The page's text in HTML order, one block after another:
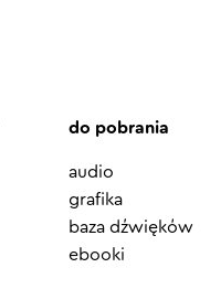
do pobrania
audio
grafika
baza dźwięków
ebooki